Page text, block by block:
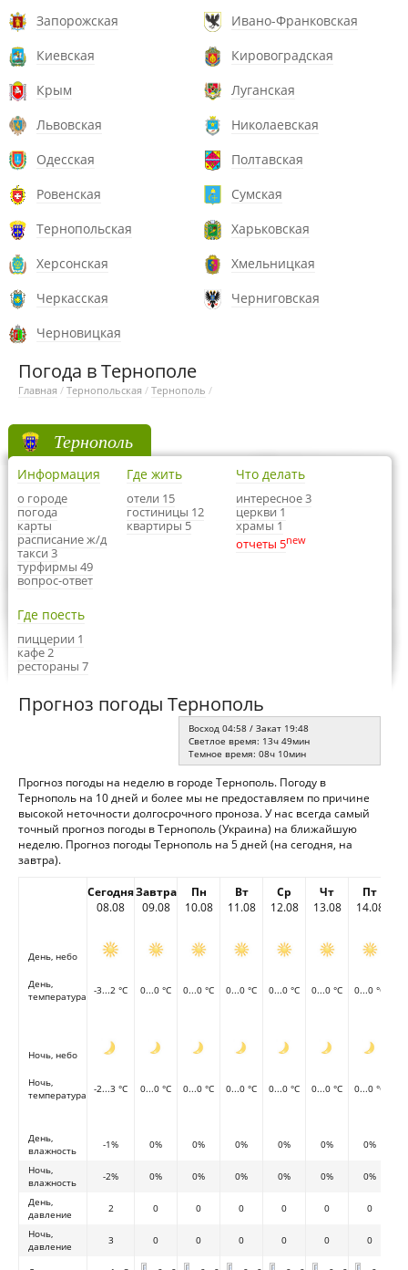
Запорожская
Ивано-Франковская
Киевская
Кировоградская
Крым
Луганская
Львовская
Николаевская
Одесская
Полтавская
Ровенская
Сумская
Тернопольская
Харьковская
Херсонская
Хмельницкая
Черкасская
Черниговская
Черновицкая
Погода в Тернополе
Главная / Тернопольская / Тернополь /
Тернополь
Информация
о городе
погода
карты
расписание ж/д
такси 3
турфирмы 49
вопрос-ответ
Где жить
отели 15
гостиницы 12
квартиры 5
Что делать
интересное 3
церкви 1
храмы 1
отчеты 5new
Где поесть
пиццерии 1
кафе 2
рестораны 7
Прогноз погоды Тернополь
Восход 04:58 / Закат 19:48
Светлое время: 13ч 49мин
Темное время: 08ч 10мин
Прогноз погоды на неделю в городе Тернополь. Погоду в
Тернополь на 10 дней и более мы не предоставляем по причине
высокой неточности долгосрочного проноза. У нас всегда самый
точный прогноз погоды в Тернополь (Украина) на ближайшую
неделю. Прогноз погоды Тернополь на 5 дней (на сегодня, на
завтра).
Сегодня
08.08
Завтра
09.08
Пн
10.08
Вт
11.08
Ср
12.08
Чт
13.08
Пт
14.08
День, небо
День,
температура
-3...2 °C 0...0 °C 0...0 °C 0...0 °C 0...0 °C 0...0 °C 0...0 °C
Ночь, небо
Ночь,
температура
-2...3 °C 0...0 °C 0...0 °C 0...0 °C 0...0 °C 0...0 °C 0...0 °C
День,
влажность
-1% 0% 0% 0% 0% 0%
0%
Ночь,
влажность
-2% 0% 0% 0% 0% 0%
0%
День,
давление
2 0 0 0 0 0
0
Ночь,
давление
3 0 0 0 0 0 0